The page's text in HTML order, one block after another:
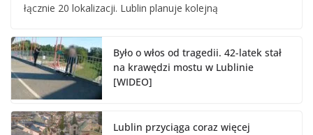
łącznie 20 lokalizacji. Lublin planuje kolejną
Było o włos od tragedii. 42-latek stał
na krawędzi mostu w Lublinie
[WIDEO]
Lublin przyciąga coraz więcej